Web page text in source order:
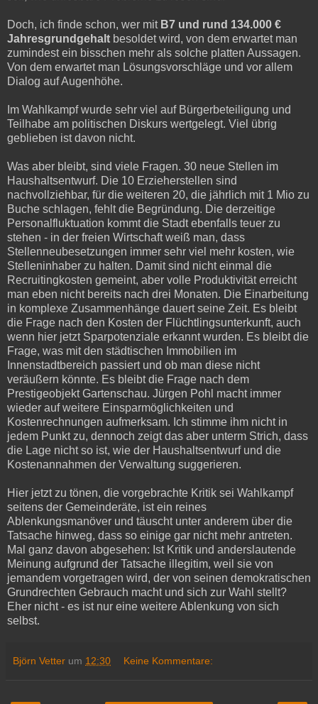
Doch, ich finde schon, wer mit B7 und rund 134.000 €
Jahresgrundgehalt besoldet wird, von dem erwartet man
zumindest ein bisschen mehr als solche platten Aussagen.
Von dem erwartet man Lösungsvorschläge und vor allem
Dialog auf Augenhöhe.
Im Wahlkampf wurde sehr viel auf Bürgerbeteiligung und
Teilhabe am politischen Diskurs wertgelegt. Viel übrig
geblieben ist davon nicht.
Was aber bleibt, sind viele Fragen. 30 neue Stellen im
Haushaltsentwurf. Die 10 Erzieherstellen sind
nachvollziehbar, für die weiteren 20, die jährlich mit 1 Mio zu
Buche schlagen, fehlt die Begründung. Die derzeitige
Personalfluktuation kommt die Stadt ebenfalls teuer zu
stehen - in der freien Wirtschaft weiß man, dass
Stellenneubesetzungen immer sehr viel mehr kosten, wie
Stelleninhaber zu halten. Damit sind nicht einmal die
Recruitingkosten gemeint, aber volle Produktivität erreicht
man eben nicht bereits nach drei Monaten. Die Einarbeitung
in komplexe Zusammenhänge dauert seine Zeit. Es bleibt
die Frage nach den Kosten der Flüchtlingsunterkunft, auch
wenn hier jetzt Sparpotenziale erkannt wurden. Es bleibt die
Frage, was mit den städtischen Immobilien im
Innenstadtbereich passiert und ob man diese nicht
veräußern könnte. Es bleibt die Frage nach dem
Prestigeobjekt Gartenschau. Jürgen Pohl macht immer
wieder auf weitere Einsparmöglichkeiten und
Kostenrechnungen aufmerksam. Ich stimme ihm nicht in
jedem Punkt zu, dennoch zeigt das aber unterm Strich, dass
die Lage nicht so ist, wie der Haushaltsentwurf und die
Kostenannahmen der Verwaltung suggerieren.
Hier jetzt zu tönen, die vorgebrachte Kritik sei Wahlkampf
seitens der Gemeinderäte, ist ein reines
Ablenkungsmanöver und täuscht unter anderem über die
Tatsache hinweg, dass so einige gar nicht mehr antreten.
Mal ganz davon abgesehen: Ist Kritik und anderslautende
Meinung aufgrund der Tatsache illegitim, weil sie von
jemandem vorgetragen wird, der von seinen demokratischen
Grundrechten Gebrauch macht und sich zur Wahl stellt?
Eher nicht - es ist nur eine weitere Ablenkung von sich
selbst.
Björn Vetter um 12:30 Keine Kommentare: